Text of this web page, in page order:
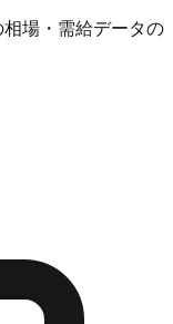
場・需給データの